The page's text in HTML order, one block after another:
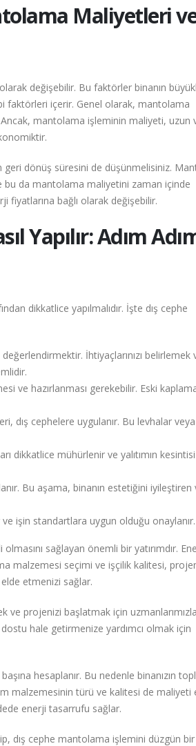
Maliyetleri
değişebilir. Bu faktörler binanın
faktörleri içerir. Genel olarak, mantolama
mantolama işleminin maliyeti, uzun
dönüş süresini de düşünmelisiniz.
bu da mantolama maliyetini zaman içinde
fiyatlarına bağlı olarak değişebilir.
Yapılır: Adım
dikkatlice yapılmalıdır. İşte dış cephe
İhtiyaçlarınızı belirlemek
ve hazırlanması gerekebilir. Eski
dış cephelere uygulanır. Bu levhalar veya
dikkatlice mühürlenir ve yalıtımın
Bu aşama, binanın estetiğini iyileştiren
işin standartlara uygun olduğu onaylanır.
sağlayan önemli bir yatırımdır.
malzemesi seçimi ve işçilik kalitesi,
etmenizi sağlar.
ve projenizi başlatmak için uzmanlarımızla
hale getirmenize yardımcı olmak için
hesaplanır. Bu nedenle binanızın
malzemesinin türü ve kalitesi de maliyeti
enerji tasarrufu sağlar.
dış cephe mantolama işlemini düzgün